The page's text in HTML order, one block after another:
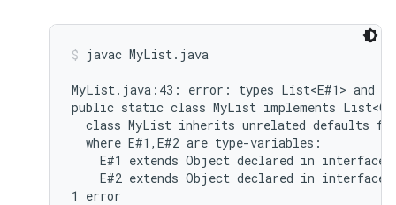
javac MyList.java
MyList.java:43: error: types List<E#1> and
public static class MyList implements
class MyList inherits unrelated defaults
  where E#1,E#2 are type-variables:
E#1 extends Object declared in interface
E#2 extends Object declared in interface